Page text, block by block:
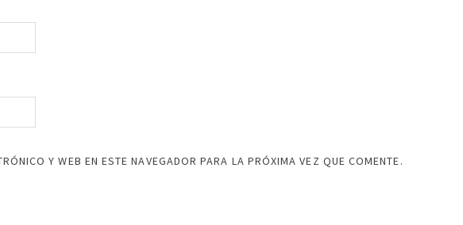
Y WEB EN ESTE NAVEGADOR PARA LA PRÓXIMA VEZ QUE COMENTE.